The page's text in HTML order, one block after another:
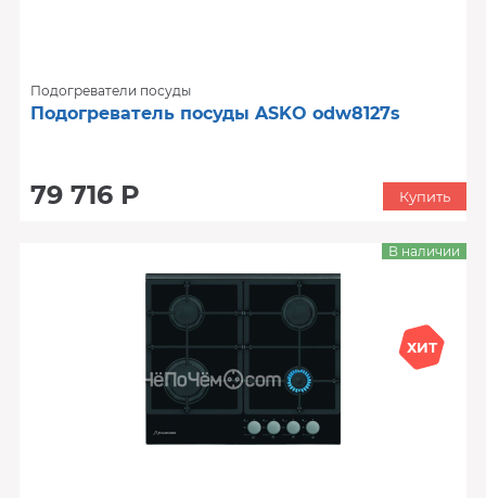
Подогреватели посуды
Подогреватель посуды ASKO odw8127s
79 716 Р Купить
ХИТ
В наличии